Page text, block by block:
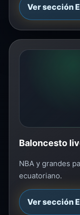
Ver sección
Baloncesto
NBA y grandes
ecuatoriano.
Ver sección